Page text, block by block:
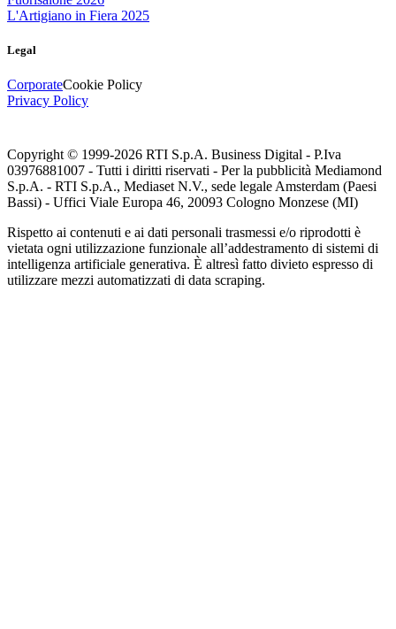
L'Artigiano in Fiera 2025
Legal
CorporateCookie Policy
Privacy Policy
Copyright © 1999-2026 RTI S.p.A. Business Digital - P.Iva
03976881007 - Tutti i diritti riservati - Per la pubblicità Mediamond
S.p.A. - RTI S.p.A., Mediaset N.V., sede legale Amsterdam (Paesi
Bassi) - Uffici Viale Europa 46, 20093 Cologno Monzese (MI)
Rispetto ai contenuti e ai dati personali trasmessi e/o riprodotti è
vietata ogni utilizzazione funzionale all’addestramento di sistemi di
intelligenza artificiale generativa. È altresì fatto divieto espresso di
utilizzare mezzi automatizzati di data scraping.